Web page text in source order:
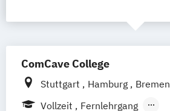
ComCave College
Stuttgart Hamburg Bremen
Berlin
Leipzig Dresden
Vollzeit
Fernlehrgang